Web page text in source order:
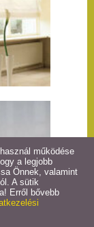
működése
a legjobb
Önnek, valamint
A sütik
Erről bővebb